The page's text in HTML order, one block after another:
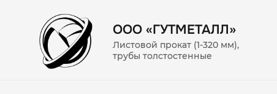
ООО «ГУТМЕТАЛЛ»
Листовой прокат (1-320 мм),
трубы толстостенные